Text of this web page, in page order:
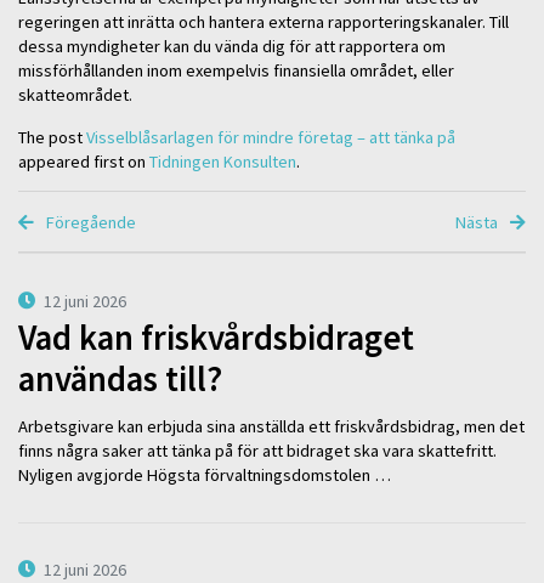
regeringen att inrätta och hantera externa rapporteringskanaler. Till
dessa myndigheter kan du vända dig för att rapportera om
missförhållanden inom exempelvis finansiella området, eller
skatteområdet.
The postVisselblåsarlagen för mindre företag – att tänka på
appeared first on Tidningen Konsulten.
Föregående Nästa
12 juni 2026
Vad kan friskvårdsbidraget
användas till?
Arbetsgivare kan erbjuda sina anställda ett friskvårdsbidrag, men det
finns några saker att tänka på för att bidraget ska vara skattefritt.
Nyligen avgjorde Högsta förvaltningsdomstolen …
12 juni 2026